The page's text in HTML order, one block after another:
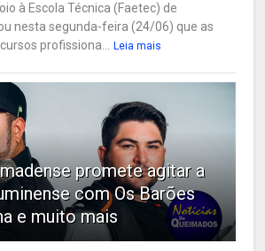
à Escola Técnica (Faetec) de
nesta segunda-feira (24/06) que as
profissiona... Leia mais
promete agitar a
com Os Barões
e muito mais